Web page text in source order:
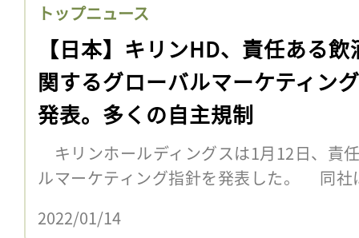
トップニュース
【日本】キリンHD、責任ある飲
関するグローバルマーケティン
発表。多くの自主規制
キリンホールディングスは1月12日、責
ルマーケティング指針を発表した。 同社
2022/01/14